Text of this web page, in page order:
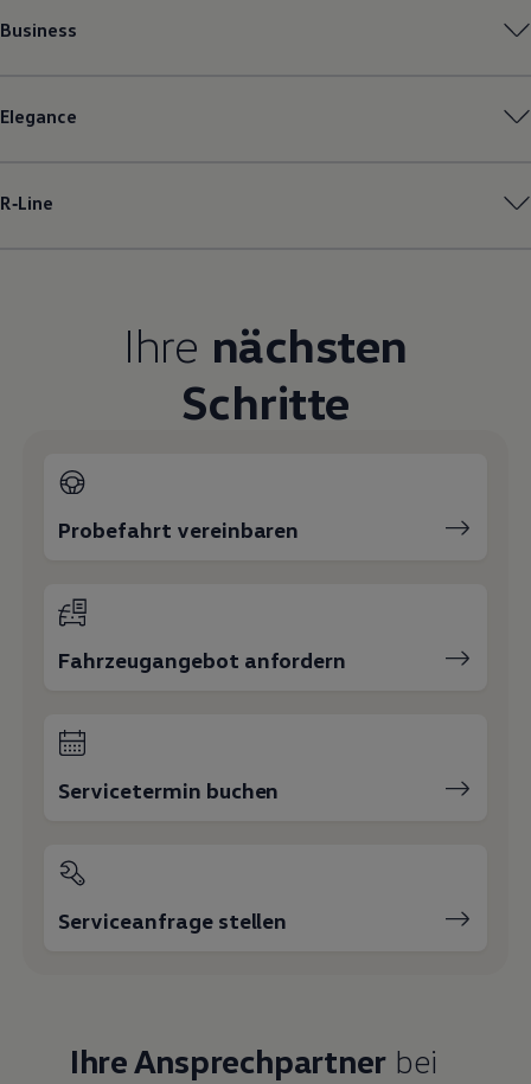
Business
Elegance
R‑Line
Ihre nächsten
Schritte
Probefahrt vereinbaren
Fahrzeugangebot anfordern
Servicetermin buchen
Serviceanfrage stellen
Ihre Ansprechpartner bei